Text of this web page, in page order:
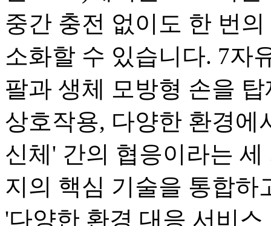
중간 충전 없이도 한 번
소화할 수 있습니다. 7자
팔과 생체 모방형 손을
상호작용, 다양한 환경에
신체' 간의 협응이라는
지의 핵심 기술을 통합하
'다양한 환경 대응 서비